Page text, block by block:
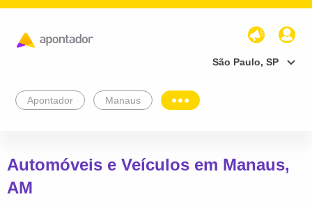
São Paulo, SP
Apontador Manaus
Automóveis e Veículos em Manaus,
AM